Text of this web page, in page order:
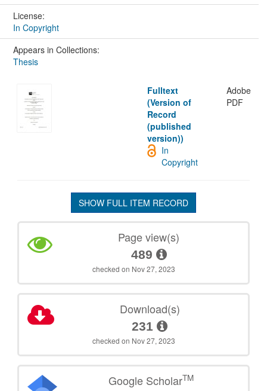
License:
In Copyright
Appears in Collections:
Thesis
Fulltext
(Version of
Record
(published
version))
Adobe
PDF
In
Copyright
SHOW FULL ITEM RECORD
Page view(s)
489
checked on Nov 27, 2023
Download(s)
231
checked on Nov 27, 2023
Google ScholarTM